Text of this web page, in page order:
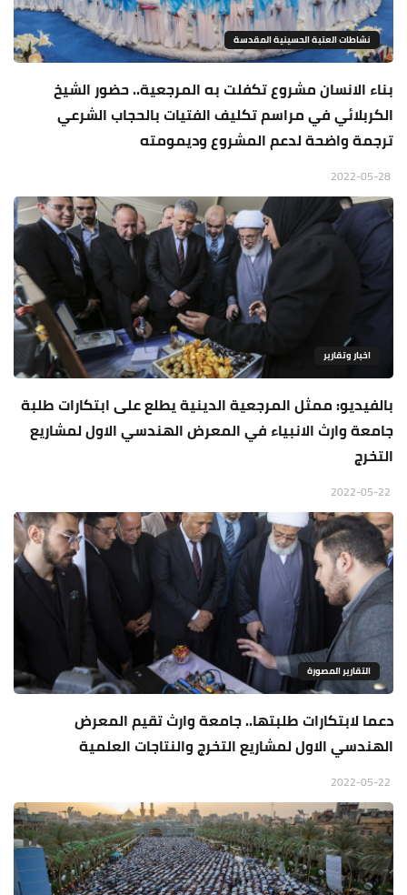
نشاطات العتبة الحسينية المقدسة
بناء الانسان مشروع تكفلت به المرجعية.. حضور الشيخ
الكربلائي في مراسم تكليف الفتيات بالحجاب الشرعي
ترجمة واضحة لدعم المشروع وديمومته
اخبار وتقارير
بالفيديو: ممثل المرجعية الدينية يطلع على ابتكارات طلبة
جامعة وارث الانبياء في المعرض الهندسي الاول لمشاريع
التخرج
التقارير المصورة
دعما لابتكارات طلبتها.. جامعة وارث تقيم المعرض
الهندسي الاول لمشاريع التخرج والنتاجات العلمية